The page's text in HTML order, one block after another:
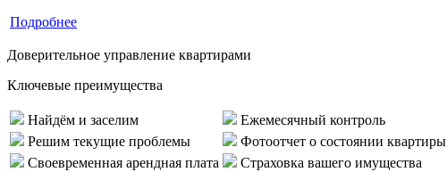
Подробнее
Доверительное управление квартирами
Ключевые преимущества
Найдём и заселим Ежемесячный контроль
Решим текущие проблемы
Фотоотчет о состоянии квартиры
Своевременная арендная плата
Страховка вашего имущества